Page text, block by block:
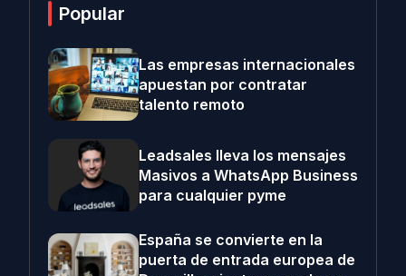
Popular
Las empresas internacionales
apuestan por contratar
talento remoto
Leadsales lleva los mensajes
Masivos a WhatsApp Business
para cualquier pyme
España se convierte en la
puerta de entrada europea de